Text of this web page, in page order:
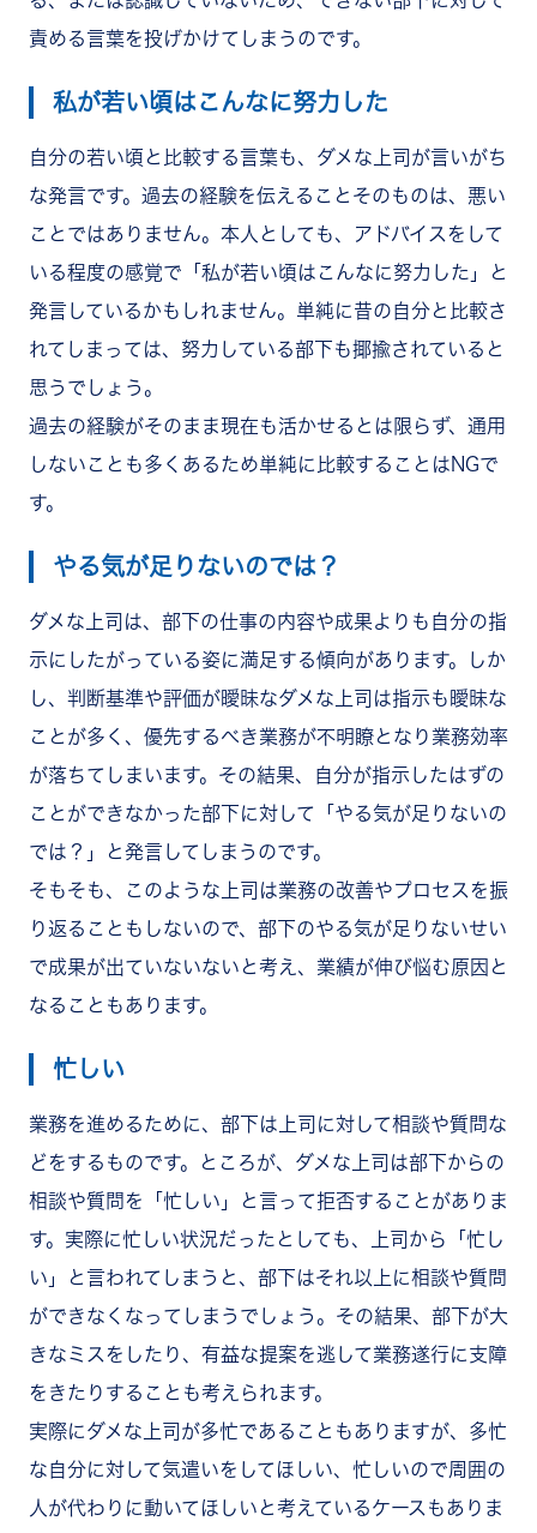
責める言葉を投げかけてしまうのです。
私が若い頃はこんなに努力した
自分の若い頃と比較する言葉も、ダメな上司が言いがち
な発言です。過去の経験を伝えることそのものは、悪い
ことではありません。本人としても、アドバイスをして
いる程度の感覚で「私が若い頃はこんなに努力した」と
発言しているかもしれません。単純に昔の自分と比較さ
れてしまっては、努力している部下も揶揄されていると
思うでしょう。
過去の経験がそのまま現在も活かせるとは限らず、通用
しないことも多くあるため単純に比較することはNGで
す。
やる気が足りないのでは？
ダメな上司は、部下の仕事の内容や成果よりも自分の指
示にしたがっている姿に満足する傾向があります。しか
し、判断基準や評価が曖昧なダメな上司は指示も曖昧な
ことが多く、優先するべき業務が不明瞭となり業務効率
が落ちてしまいます。その結果、自分が指示したはずの
ことができなかった部下に対して「やる気が足りないの
では？」と発言してしまうのです。
そもそも、このような上司は業務の改善やプロセスを振
り返ることもしないので、部下のやる気が足りないせい
で成果が出ていないないと考え、業績が伸び悩む原因と
なることもあります。
忙しい
業務を進めるために、部下は上司に対して相談や質問な
どをするものです。ところが、ダメな上司は部下からの
相談や質問を「忙しい」と言って拒否することがありま
す。実際に忙しい状況だったとしても、上司から「忙し
い」と言われてしまうと、部下はそれ以上に相談や質問
ができなくなってしまうでしょう。その結果、部下が大
きなミスをしたり、有益な提案を逃して業務遂行に支障
をきたりすることも考えられます。
実際にダメな上司が多忙であることもありますが、多忙
な自分に対して気遣いをしてほしい、忙しいので周囲の
人が代わりに動いてほしいと考えているケースもありま